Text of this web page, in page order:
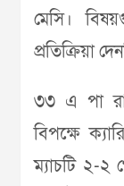
মেসি।
প্রতিক্রিয়া
৩৩ এ পা
বিপক্ষে
ম‌্যাচটি ২-২